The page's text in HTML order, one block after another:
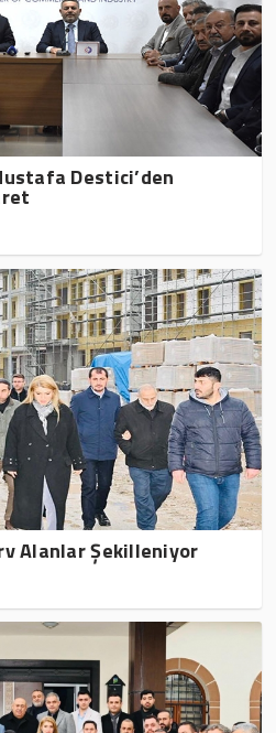
Destici’den
Alanlar Şekilleniyor